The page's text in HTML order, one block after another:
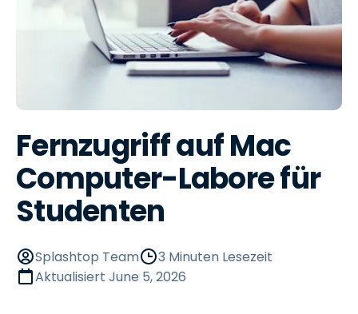
Fernzugriff auf Mac
Computer-Labore für
Studenten
Splashtop Team
3 Minuten Lesezeit
Aktualisiert June 5, 2026